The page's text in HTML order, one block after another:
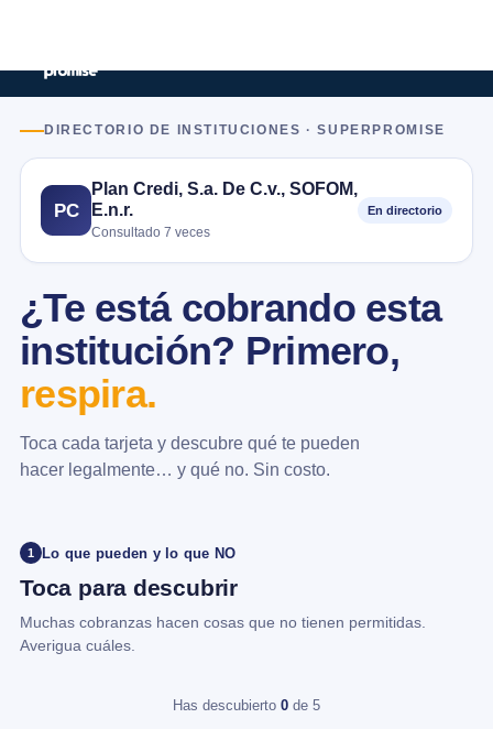
DIRECTORIO DE INSTITUCIONES · SUPERPROMISE
PC
Plan Credi, S.a. De C.v., SOFOM,
E.n.r.
Consultado 7 veces
En directorio
¿Te está cobrando esta
institución? Primero,
respira.
Toca cada tarjeta y descubre qué te pueden
hacer legalmente… y qué no. Sin costo.
1 Lo que pueden y lo que NO
Toca para descubrir
Muchas cobranzas hacen cosas que no tienen permitidas.
Averigua cuáles.
Has descubierto 0 de 5